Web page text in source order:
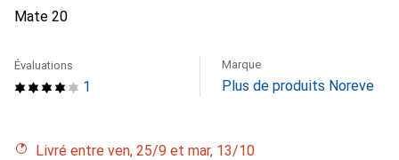
Mate 20
1
Évaluations Marque
Plus de produits Noreve
Livré entre ven, 25/9 et mar, 13/10